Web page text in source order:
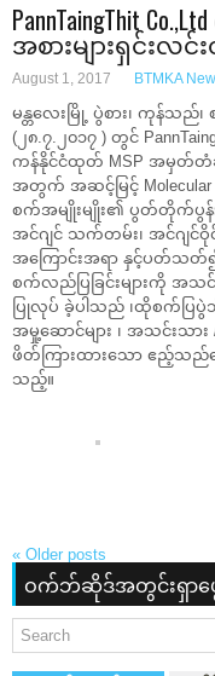
PannTaingThit
အစားများရှင်းလင်
August 1, 2017 BTMKA
မန္တလေးမြို့ ပွဲစား၊ ကုန်သ
(၂၈.၇.၂၀၁၇ ) တွင်
ကန်နိုင်ငံထုတ် MSP အမှတ်တံဆိပ်
အတွက် အဆင့်မြင့်
စက်အမျိုးမျိုး၏ ပွတ်တိုက်ပွန်းစ
အင်ဂျင် သက်တမ်း၊ အင်ဂျ
အကြောင်းအရာ နှင့်ပတ်သတ်
စက်လည်ပြခြင်းများကို အ
ပြုလုပ် ခဲ့ပါသည် ၊ထိုစက်ပြပွဲ
အမှု့ဆောင်များ ၊ အသင်းသား
ဖိတ်ကြားထားသော ဧည့်သည်
သည့်။
« Older posts
ဝက်ဘ်ဆိုဒ်အတွင်းရှာဖွ